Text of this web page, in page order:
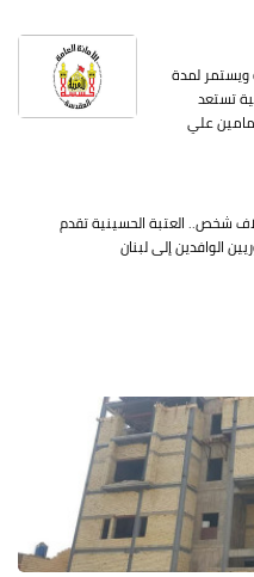
ويستمر لمدة
تستعد
علي
أكثر من (4) آلاف شخص.. العتبة الحسينية تقدم
الوافدين إلى لبنان